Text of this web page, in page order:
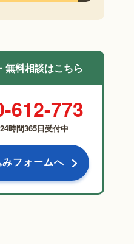
無料相談はこちら
612-773
時間365日受付中
フォームへ